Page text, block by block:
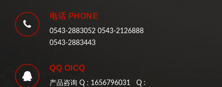
电话 PHONE
0543-2883052 0543-2126888
0543-2883443
QQ OICQ
产品咨询 Q : 1656796031 Q :